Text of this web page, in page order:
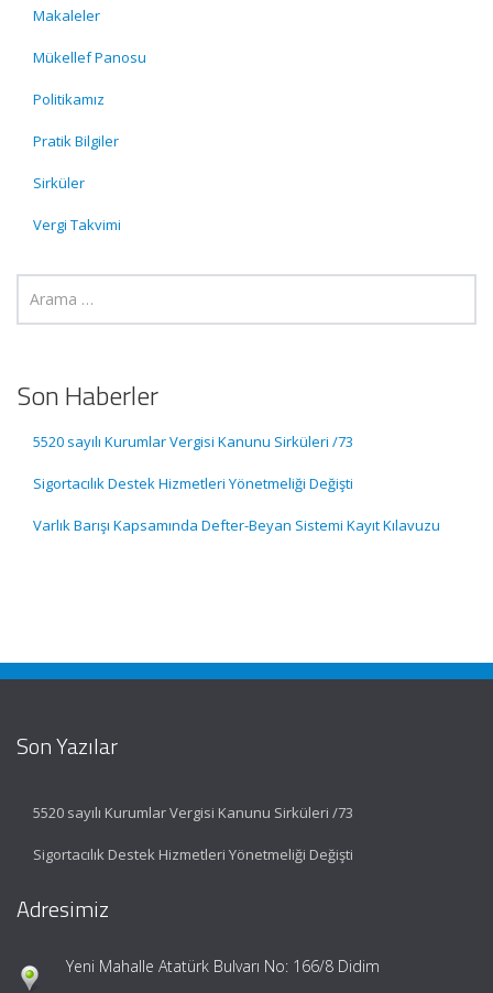
Makaleler
Mükellef Panosu
Politikamız
Pratik Bilgiler
Sirküler
Vergi Takvimi
Son Haberler
5520 sayılı Kurumlar Vergisi Kanunu Sirküleri /73
Sigortacılık Destek Hizmetleri Yönetmeliği Değişti
Varlık Barışı Kapsamında Defter-Beyan Sistemi Kayıt Kılavuzu
Son Yazılar
5520 sayılı Kurumlar Vergisi Kanunu Sirküleri /73
Sigortacılık Destek Hizmetleri Yönetmeliği Değişti
Adresimiz
Yeni Mahalle Atatürk Bulvarı No: 166/8 Didim